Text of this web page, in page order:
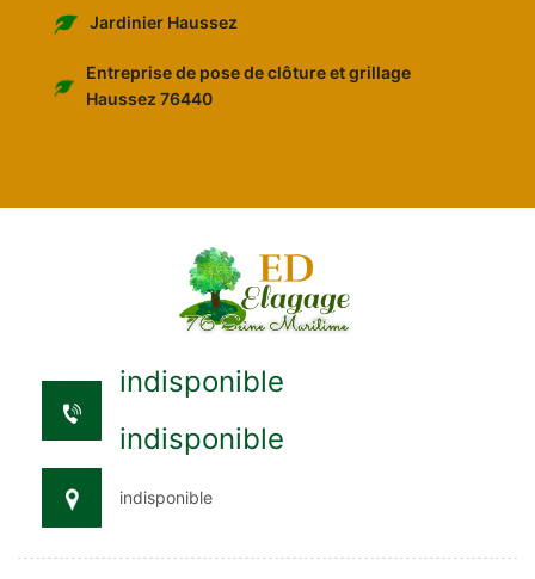
Jardinier Haussez
Entreprise de pose de clôture et grillage
Haussez 76440
indisponible
indisponible
indisponible